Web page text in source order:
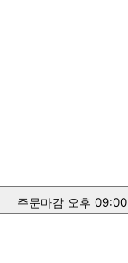
주문마감 오후 09:00